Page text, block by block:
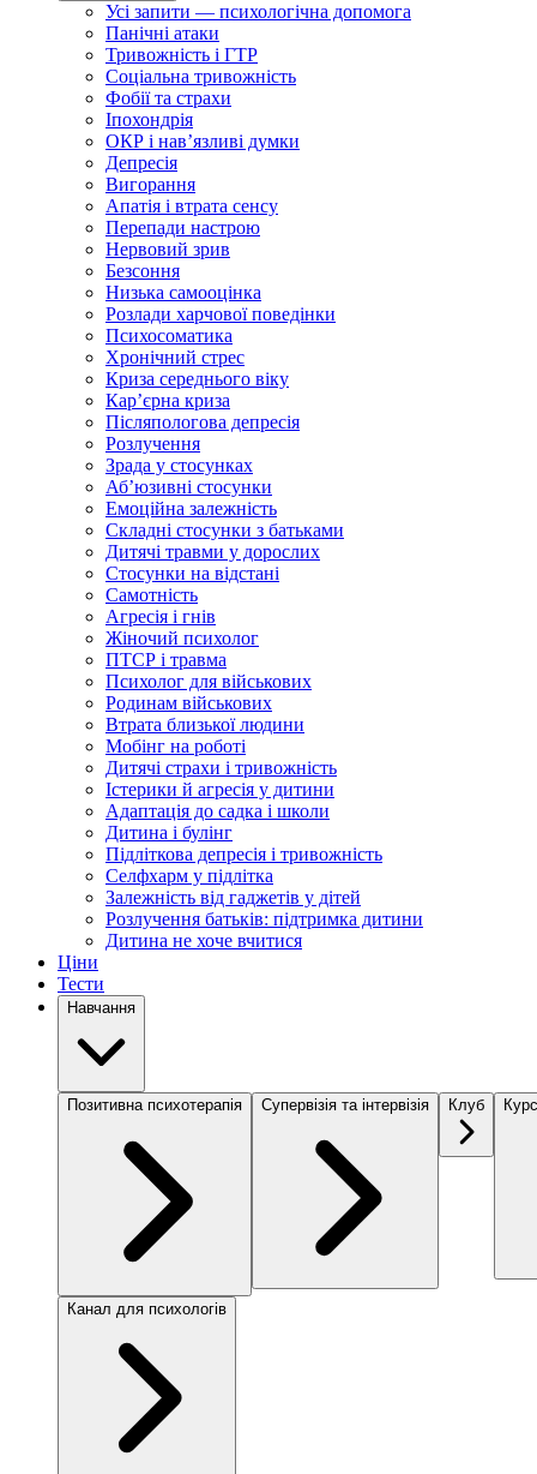
Усі запити — психологічна допомога
Панічні атаки
Тривожність і ГТР
Соціальна тривожність
Фобії та страхи
Іпохондрія
ОКР і навʼязливі думки
Депресія
Вигорання
Апатія і втрата сенсу
Перепади настрою
Нервовий зрив
Безсоння
Низька самооцінка
Розлади харчової поведінки
Психосоматика
Хронічний стрес
Криза середнього віку
Карʼєрна криза
Післяпологова депресія
Розлучення
Зрада у стосунках
Абʼюзивні стосунки
Емоційна залежність
Складні стосунки з батьками
Дитячі травми у дорослих
Стосунки на відстані
Самотність
Агресія і гнів
Жіночий психолог
ПТСР і травма
Психолог для військових
Родинам військових
Втрата близької людини
Мобінг на роботі
Дитячі страхи і тривожність
Істерики й агресія у дитини
Адаптація до садка і школи
Дитина і булінг
Підліткова депресія і тривожність
Селфхарм у підлітка
Залежність від гаджетів у дітей
Розлучення батьків: підтримка дитини
Дитина не хоче вчитися
Ціни
Тести
Навчання
Позитивна психотерапія Супервізія та інтервізія Клуб
Канал для психологів